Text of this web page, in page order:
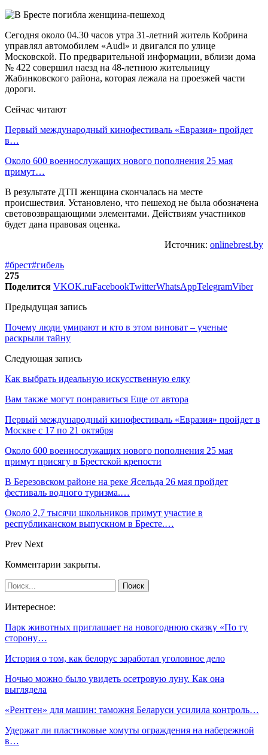
Сегодня около 04.30 часов утра 31-летний житель Кобрина
управлял автомобилем «Audi» и двигался по улице
Московской. По предварительной информации, вблизи дома
№ 422 совершил наезд на 48-летнюю жительницу
Жабинковского района, которая лежала на проезжей части
дороги.
Сейчас читают
Первый международный кинофестиваль «Евразия» пройдет
в…
Около 600 военнослужащих нового пополнения 25 мая
примут…
В результате ДТП женщина скончалась на месте
происшествия. Установлено, что пешеход не была обозначена
световозвращающими элементами. Действиям участников
будет дана правовая оценка.
Источник: onlinebrest.by
#брест#гибель
275
Поделится VKOK.ruFacebookTwitterWhatsAppTelegramViber
Предыдущая запись
Почему люди умирают и кто в этом виноват – ученые
раскрыли тайну
Следующая запись
Как выбрать идеальную искусственную елку
Вам также могут понравиться Еще от автора
Первый международный кинофестиваль «Евразия» пройдет в
Москве с 17 по 21 октября
Около 600 военнослужащих нового пополнения 25 мая
примут присягу в Брестской крепости
В Березовском районе на реке Ясельда 26 мая пройдет
фестиваль водного туризма.…
Около 2,7 тысячи школьников примут участие в
республиканском выпускном в Бресте.…
Prev Next
Комментарии закрыты.
Интересное:
Парк животных приглашает на новогоднюю сказку «По ту
сторону…
История о том, как белорус заработал уголовное дело
Ночью можно было увидеть осетровую луну. Как она
выглядела
«Рентген» для машин: таможня Беларуси усилила контроль…
Удержат ли пластиковые хомуты ограждения на набережной
в…